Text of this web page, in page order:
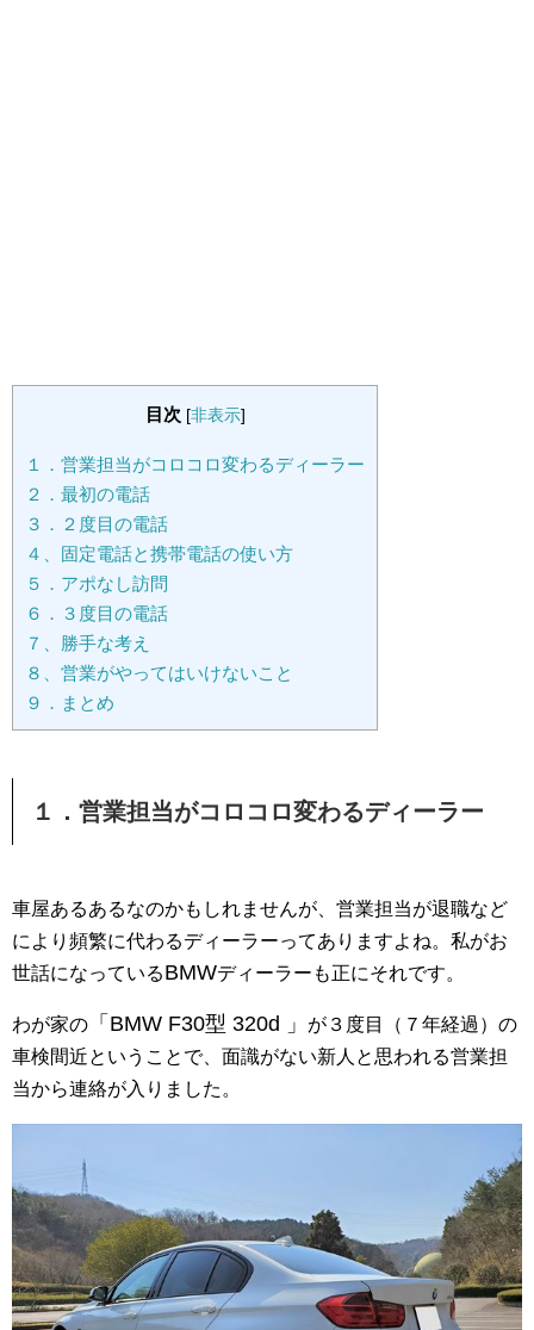
目次 [非表示]
１．営業担当がコロコロ変わるディーラー
２．最初の電話
３．２度目の電話
４、固定電話と携帯電話の使い方
５．アポなし訪問
６．３度目の電話
７、勝手な考え
８、営業がやってはいけないこと
９．まとめ
１．営業担当がコロコロ変わるディーラー
車屋あるあるなのかもしれませんが、営業担当が退職など
により頻繁に代わるディーラーってありますよね。私がお
世話になっているBMWディーラーも正にそれです。
わが家の 「BMW F30型 320d 」
が３度目（７年経過）の
車検間近ということで、面識がない新人と思われる営業担
当から連絡が入りました。